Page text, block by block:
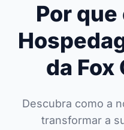
Por
da Fox
Descubra como a
transformar a